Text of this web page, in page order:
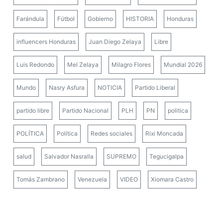
Farándula Fútbol Gobierno HISTORIA Honduras
influencers Honduras Juan Diego Zelaya Libre
Luis Redondo Mel Zelaya Milagro Flores Mundial 2026
Mundo Nasry Asfura NOTICIA Partido Liberal
partido libre Partido Nacional PLH PN politica
POLÍTICA Política Redes sociales Rixi Moncada
salud Salvador Nasralla SUPREMO Tegucigalpa
Tomás Zambrano Venezuela VIDEO Xiomara Castro